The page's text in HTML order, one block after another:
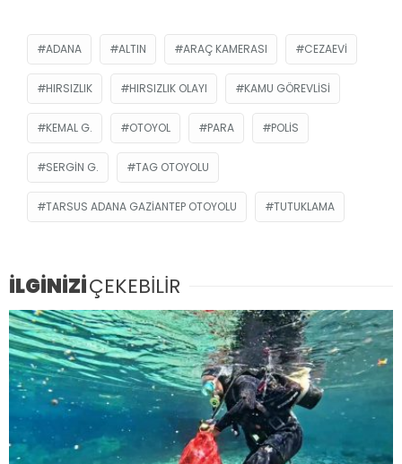
ADANA ALTIN ARAÇ KAMERASI CEZAEVI
HIRSIZLIK HIRSIZLIK OLAYI KAMU GÖREVLISI
KEMAL G. OTOYOL PARA POLIS
SERGIN G. TAG OTOYOLU
TARSUS ADANA GAZIANTEP OTOYOLU TUTUKLAMA
İLGİNİZİÇEKEBİLİR